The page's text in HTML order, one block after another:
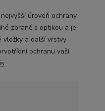
úroveň ochrany
zbraně s optikou a je
vložky a další vrstvy
ochranu vaší